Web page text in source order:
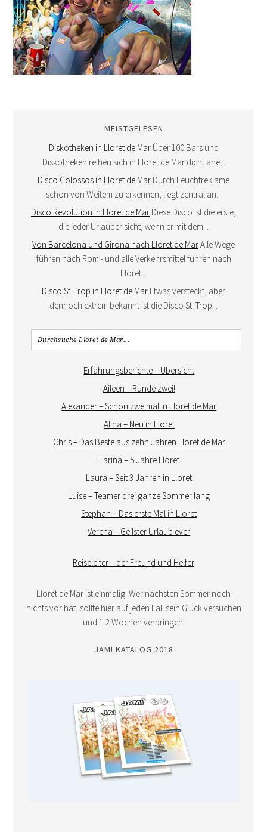
MEISTGELESEN
Diskotheken in Lloret de Mar Über 100 Bars und
Diskotheken reihen sich in Lloret de Mar dicht ane...
Disco Colossos in Lloret de Mar Durch Leuchtreklame
schon von Weitem zu erkennen, liegt zentral an...
Disco Revolution in Lloret de Mar Diese Disco ist die erste,
die jeder Urlauber sieht, wenn er mit dem...
Von Barcelona und Girona nach Lloret de MarAlle Wege
führen nach Rom - und alle Verkehrsmittel führen nach
Lloret...
Disco St. Trop in Lloret de Mar Etwas versteckt, aber
dennoch extrem bekannt ist die Disco St. Trop...
Erfahrungsberichte – Übersicht
Aileen – Runde zwei!
Alexander – Schon zweimal in Lloret de Mar
Alina – Neu in Lloret
Chris – Das Beste aus zehn Jahren Lloret de Mar
Farina – 5 Jahre Lloret
Laura – Seit 3 Jahren in Lloret
Luise – Teamer drei ganze Sommer lang
Stephan – Das erste Mal in Lloret
Verena – Geilster Urlaub ever
Reiseleiter – der Freund und Helfer
Lloret de Mar ist einmalig. Wer nächsten Sommer noch
nichts vor hat, sollte hier auf jeden Fall sein Glück versuchen
und 1-2 Wochen verbringen.
JAM! KATALOG 2018